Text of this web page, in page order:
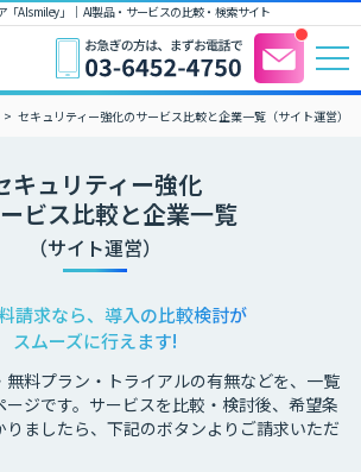
「AIsmiley」｜ AI製品・サービスの比較・検索サイト
セキュリティー強化のサービス比較と企業一覧（サイト運営）
キュリティー強化
ビス比較と企業一覧
（サイト運営）
請求なら、導入の比較検討が
スムーズに行えます!
無料プラン・トライアルの有無などを、一覧
ジです。サービスを比較・検討後、希望条
ましたら、下記のボタンよりご請求いただ